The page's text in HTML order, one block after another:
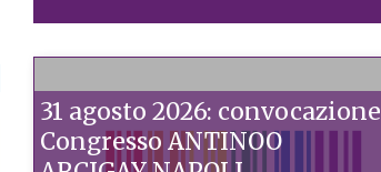
31 agosto 2026: convocazione
Congresso ANTINOO